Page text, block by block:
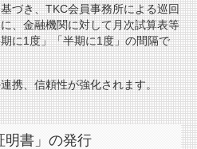
づき、TKC会員事務所による巡回
、金融機関に対して月次試算表等
に1度」「半期に1度」の間隔で
携、信頼性が強化されます。
明書」の発行